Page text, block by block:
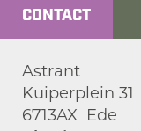
CONTACT
Astrant
Kuiperplein 31
6713AX Ede